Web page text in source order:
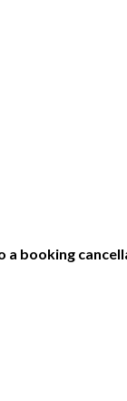
a booking